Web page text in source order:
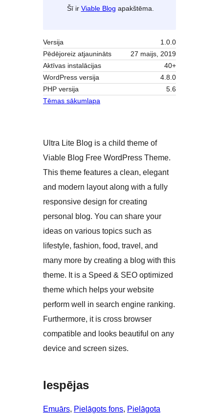
Šī ir Viable Blog apakštēma.
Versija
1.0.0
Pēdējoreiz atjaunināts
27 maijs, 2019
Aktīvas instalācijas
40+
WordPress versija
4.8.0
PHP versija
5.6
Tēmas sākumlapa
Ultra Lite Blog is a child theme of
Viable Blog Free WordPress Theme.
This theme features a clean, elegant
and modern layout along with a fully
responsive design for creating
personal blog. You can share your
ideas on various topics such as
lifestyle, fashion, food, travel, and
many more by creating a blog with this
theme. It is a Speed & SEO optimized
theme which helps your website
perform well in search engine ranking.
Furthermore, it is cross browser
compatible and looks beautiful on any
device and screen sizes.
Iespējas
Emuārs, Pielāgots fons, Pielāgota